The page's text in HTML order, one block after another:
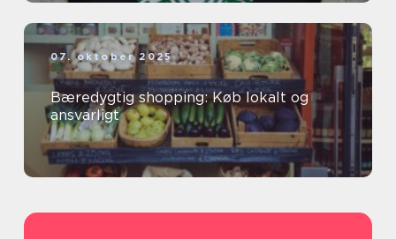
07. oktober 2025
Bæredygtig shopping: Køb lokalt og
ansvarligt